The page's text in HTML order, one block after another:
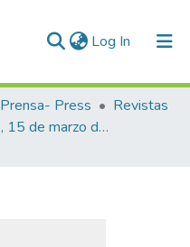
Log In (current)
Prensa- Press
Revistas
Número 05, 15 de marzo de 1940